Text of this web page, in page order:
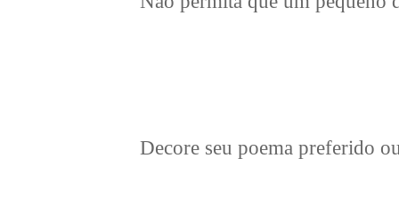
Decore seu poema preferido